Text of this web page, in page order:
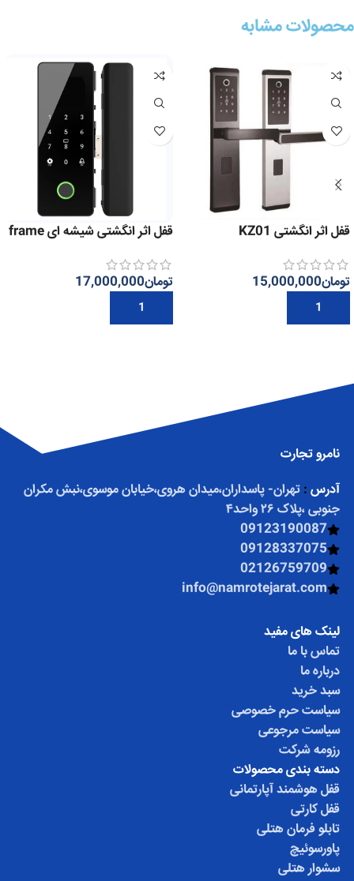
محصولات مشابه
قفل اثر انگشتی KZ01
تومان15,000,000
افزودن به سبد خرید
قفل اثر انگشتی شیشه ای frame
تومان17,000,000
افزودن به سبد خرید
نامرو تجارت
آدرس : تهران- پاسداران،میدان هروی،خیابان موسوی،نبش مکران
جنوبی ،پلاک ۲۶ واحد۴
09123190087
09128337075
02126759709
info@namrotejarat.com
لینک های مفید
تماس با ما
درباره ما
سبد خرید
سیاست حرم خصوصی
سیاست مرجوعی
رزومه شرکت
دسته بندی محصولات
قفل هوشمند آپارتمانی
قفل کارتی
تابلو فرمان هتلی
پاورسوئیچ
سشوار هتلی